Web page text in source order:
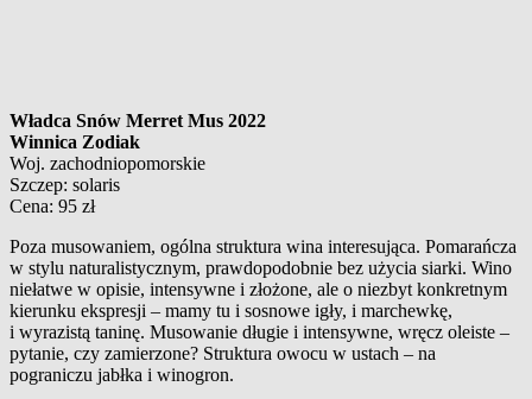
Władca Snów Merret Mus 2022
Winnica Zodiak
Woj. zachodniopomorskie
Szczep: solaris
Cena: 95 zł
Poza musowaniem, ogólna struktura wina interesująca. Pomarańcza
w stylu naturalistycznym, prawdopodobnie bez użycia siarki. Wino
niełatwe w opisie, intensywne i złożone, ale o niezbyt konkretnym
kierunku ekspresji – mamy tu i sosnowe igły, i marchewkę,
i wyrazistą taninę. Musowanie długie i intensywne, wręcz oleiste –
pytanie, czy zamierzone? Struktura owocu w ustach – na
pograniczu jabłka i winogron.